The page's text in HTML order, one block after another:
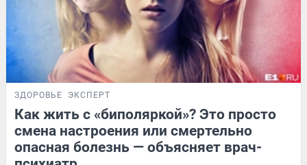
ЗДОРОВЬЕ ЭКСПЕРТ
Как жить с «биполяркой»? Это просто
смена настроения или смертельно
опасная болезнь — объясняет врач-